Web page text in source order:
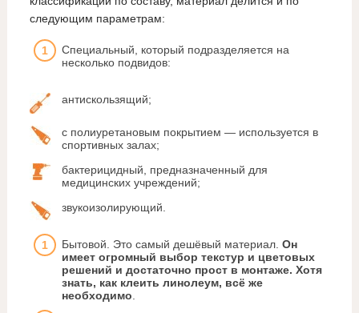
следующим параметрам:
Специальный, который подразделяется на
несколько подвидов:
антискользящий;
с полиуретановым покрытием — используется в
спортивных залах;
бактерицидный, предназначенный для
медицинских учреждений;
звукоизолирующий.
Бытовой. Это самый дешёвый материал. Он
имеет огромный выбор текстур и цветовых
решений и достаточно прост в монтаже. Хотя
знать, как клеить линолеум, всё же
необходимо